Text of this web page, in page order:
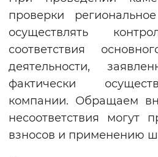
проверки
осуществлять
соответствия
деятельности,
фактически
компании. Обращаем
несоответствия могут
взносов и применению